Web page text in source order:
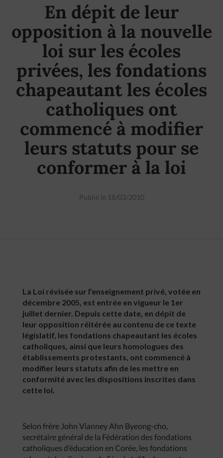
En dépit de leur
opposition à la nouvelle
loi sur les écoles
privées, les fondations
chapeautant les écoles
catholiques ont
commencé à modifier
leurs statuts pour se
conformer à la loi
Publié le 18/03/2010
La Loi révisée sur l’enseignement privé, votée en
décembre 2005, est entrée en vigueur le 1er
juillet dernier. Depuis cette date, en dépit de
leur opposition réitérée au contenu de ce texte
législatif, les fondations chapeautant les écoles
catholiques, ainsi que leurs homologues des
établissements protestants, ont commencé à
modifier leurs statuts afin de les mettre en
conformité avec les dispositions inscrites dans
cette loi.
Selon frère John Vianney Ahn Byeong-cho,
secrétaire général de la Fédération des fondations
catholiques d’éducation en Corée, les fondations